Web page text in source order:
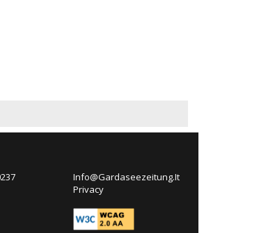
Info@Gardaseezeitung.It
Privacy